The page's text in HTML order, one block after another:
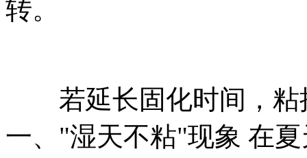
转。
若延长固化时间，粘
一、"湿天不粘"现象 在